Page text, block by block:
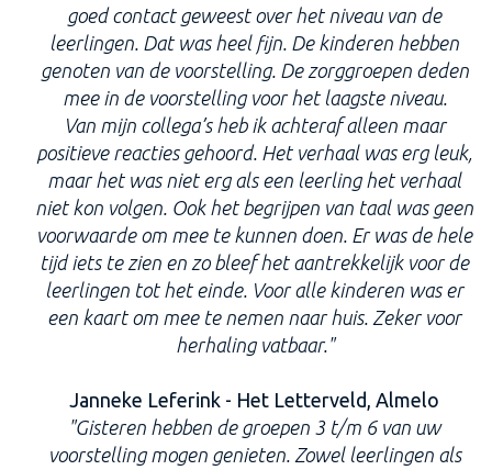
goed contact geweest over het niveau van de
leerlingen. Dat was heel fijn. De kinderen hebben
genoten van de voorstelling. De zorggroepen deden
mee in de voorstelling voor het laagste niveau.
Van mijn collega’s heb ik achteraf alleen maar
positieve reacties gehoord. Het verhaal was erg leuk,
maar het was niet erg als een leerling het verhaal
niet kon volgen. Ook het begrijpen van taal was geen
voorwaarde om mee te kunnen doen. Er was de hele
tijd iets te zien en zo bleef het aantrekkelijk voor de
leerlingen tot het einde. Voor alle kinderen was er
een kaart om mee te nemen naar huis. Zeker voor
herhaling vatbaar."
Janneke Leferink - Het Letterveld, Almelo
"Gisteren hebben de groepen 3 t/m 6 van uw
voorstelling mogen genieten. Zowel leerlingen als